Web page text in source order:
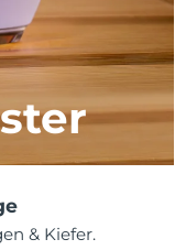
& Kiefer.